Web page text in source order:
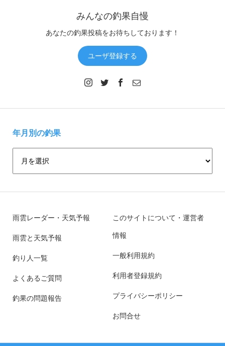
みんなの釣果自慢
あなたの釣果投稿をお待ちしております！
ユーザ登録する
年月別の釣果
雨雲レーダー・天気予報
雨雲と天気予報
釣り人一覧
よくあるご質問
釣果の問題報告
このサイトについて・運営者
情報
一般利用規約
利用者登録規約
プライバシーポリシー
お問合せ